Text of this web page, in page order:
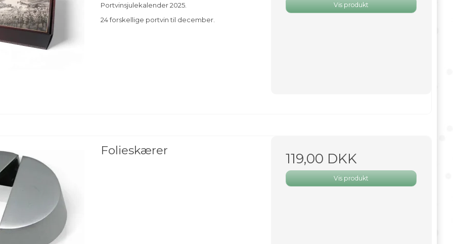
Portvinsjulekalender 2025.
24 forskellige portvin til december.
Vis produkt
Folieskærer
119,00 DKK
Vis produkt